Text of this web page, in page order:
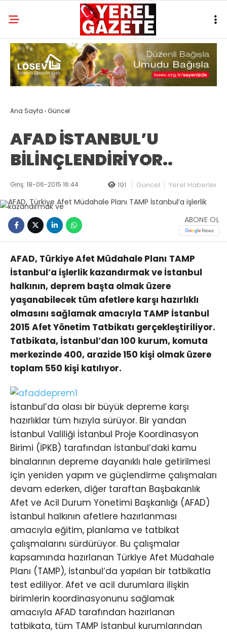
Ana Sayfa ›Güncel
AFAD İSTANBUL’U
BİLİNÇLENDİRİYOR..
Giriş: 18-06-2015 16:44 191 Güncel Yerel Haberler
ABONE OL
AFAD, Türkiye Afet Müdahale Planı TAMP
İstanbul’a işlerlik kazandırmak ve İstanbul
halkının, deprem başta olmak üzere
yaşanabilecek tüm afetlere karşı hazırlıklı
olmasını sağlamak amacıyla TAMP İstanbul
2015 Afet Yönetim Tatbikatı gerçekleştiriliyor.
Tatbikata, İstanbul’dan 100 kurum, komuta
merkezinde 400, arazide 150 kişi olmak üzere
toplam 550 kişi katılıyor.
İstanbul’da olası bir büyük depreme karşı
hazırlıklar tüm hızıyla sürüyor. Bir yandan
İstanbul Valiliği İstanbul Proje Koordinasyon
Birimi (İPKB) tarafından İstanbul’daki kamu
binalarının depreme dayanıklı hale getirilmesi
için yeniden yapım ve güçlendirme çalışmaları
devam ederken, diğer taraftan Başbakanlık
Afet ve Acil Durum Yönetimi Başkanlığı (AFAD)
İstanbul halkının afetlere hazırlanması
amacıyla eğitim, planlama ve tatbikat
çalışmalarını sürdürüyor. Bu çalışmalar
kapsamında hazırlanan Türkiye Afet Müdahale
Planı (TAMP), İstanbul’da yapılan bir tatbikatla
test ediliyor. Afet ve acil durumlara ilişkin
birimlerin koordinasyonunu sağlamak
amacıyla AFAD tarafından hazırlanan
tatbikata, tüm TAMP İstanbul kurumlarından